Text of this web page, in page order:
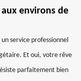
environs de
un service professionnel
Et oui, votre rêve
parfaitement bien